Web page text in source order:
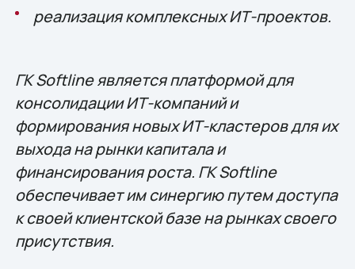
реализация комплексных ИТ-проектов.
ГК Softline является платформой для
консолидации ИТ-компаний и
формирования новых ИТ-кластеров для их
выхода на рынки капитала и
финансирования роста. ГК Softline
обеспечивает им синергию путем доступа
к своей клиентской базе на рынках своего
присутствия.